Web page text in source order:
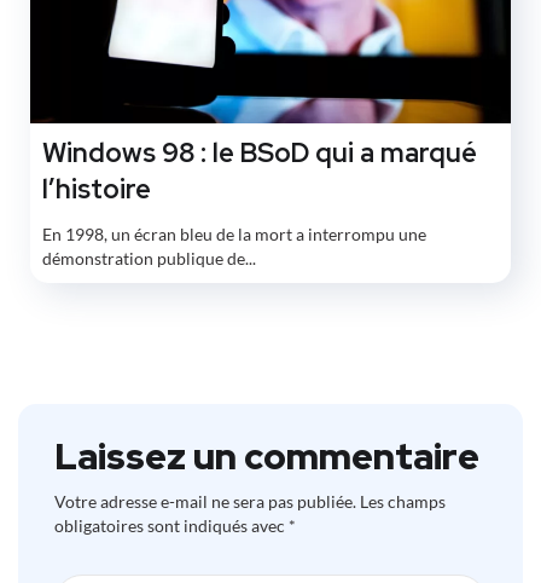
Windows 98 : le BSoD qui a marqué
l’histoire
En 1998, un écran bleu de la mort a interrompu une
démonstration publique de...
Laissez un commentaire
Votre adresse e-mail ne sera pas publiée. Les champs
obligatoires sont indiqués avec *